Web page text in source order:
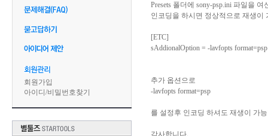
회원가입
아이디 /비밀번호찾기
Presets 폴더에 sony-psp.ini 파일을
인코딩을 하시면 정상적으로 재생이
[ETC]
sAddionalOption = -lavfopts format=psp
추가 옵션으로
-lavfopts format=psp
를 설정후 인코딩 하셔도 재생이 가
감사합니다.